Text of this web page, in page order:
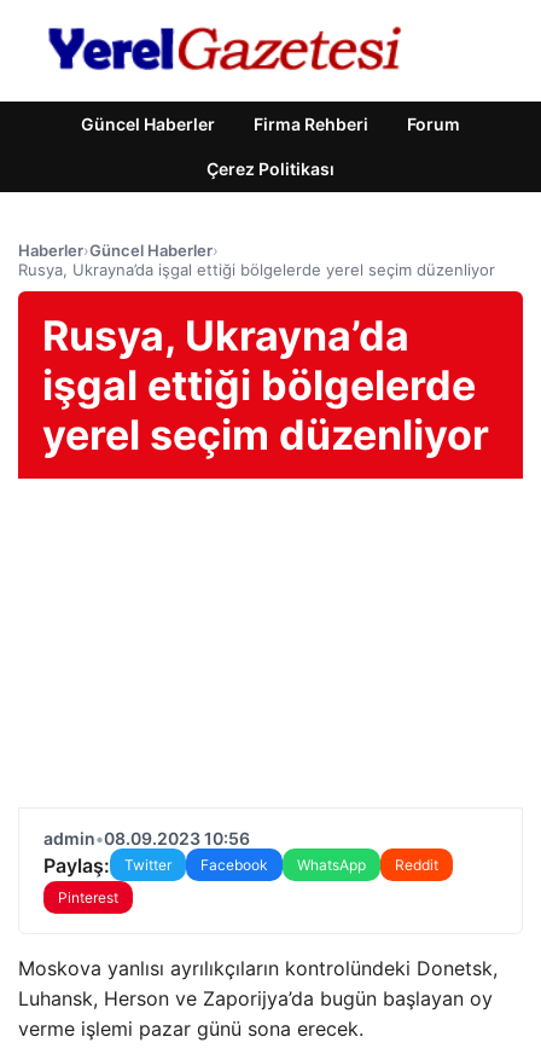
Güncel Haberler Firma Rehberi Forum
Çerez Politikası
Haberler›Güncel Haberler›
Rusya, Ukrayna’da işgal ettiği bölgelerde yerel seçim düzenliyor
Rusya, Ukrayna’da
işgal ettiği bölgelerde
yerel seçim düzenliyor
admin•08.09.2023 10:56
Paylaş: Twitter Facebook WhatsApp
Reddit
Pinterest
Moskova yanlısı ayrılıkçıların kontrolündeki Donetsk,
Luhansk, Herson ve Zaporijya’da bugün başlayan oy
verme işlemi pazar günü sona erecek.